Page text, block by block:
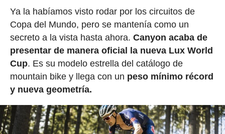
Ya la habíamos visto rodar por los circuitos de
Copa del Mundo, pero se mantenía como un
secreto a la vista hasta ahora. Canyon acaba de
presentar de manera oficial la nueva Lux World
Cup. Es su modelo estrella del catálogo de
mountain bike y llega con un peso mínimo récord
y nueva geometría.